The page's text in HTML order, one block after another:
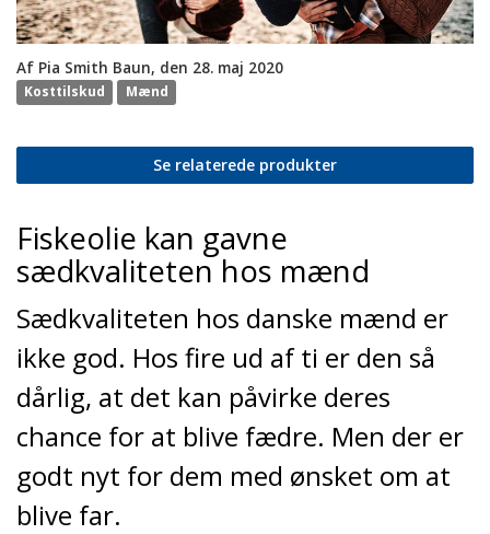
Af Pia Smith Baun, den 28. maj 2020
Kosttilskud Mænd
Se relaterede produkter
Fiskeolie kan gavne
sædkvaliteten hos mænd
Sædkvaliteten hos danske mænd er
ikke god. Hos fire ud af ti er den så
dårlig, at det kan påvirke deres
chance for at blive fædre. Men der er
godt nyt for dem med ønsket om at
blive far.